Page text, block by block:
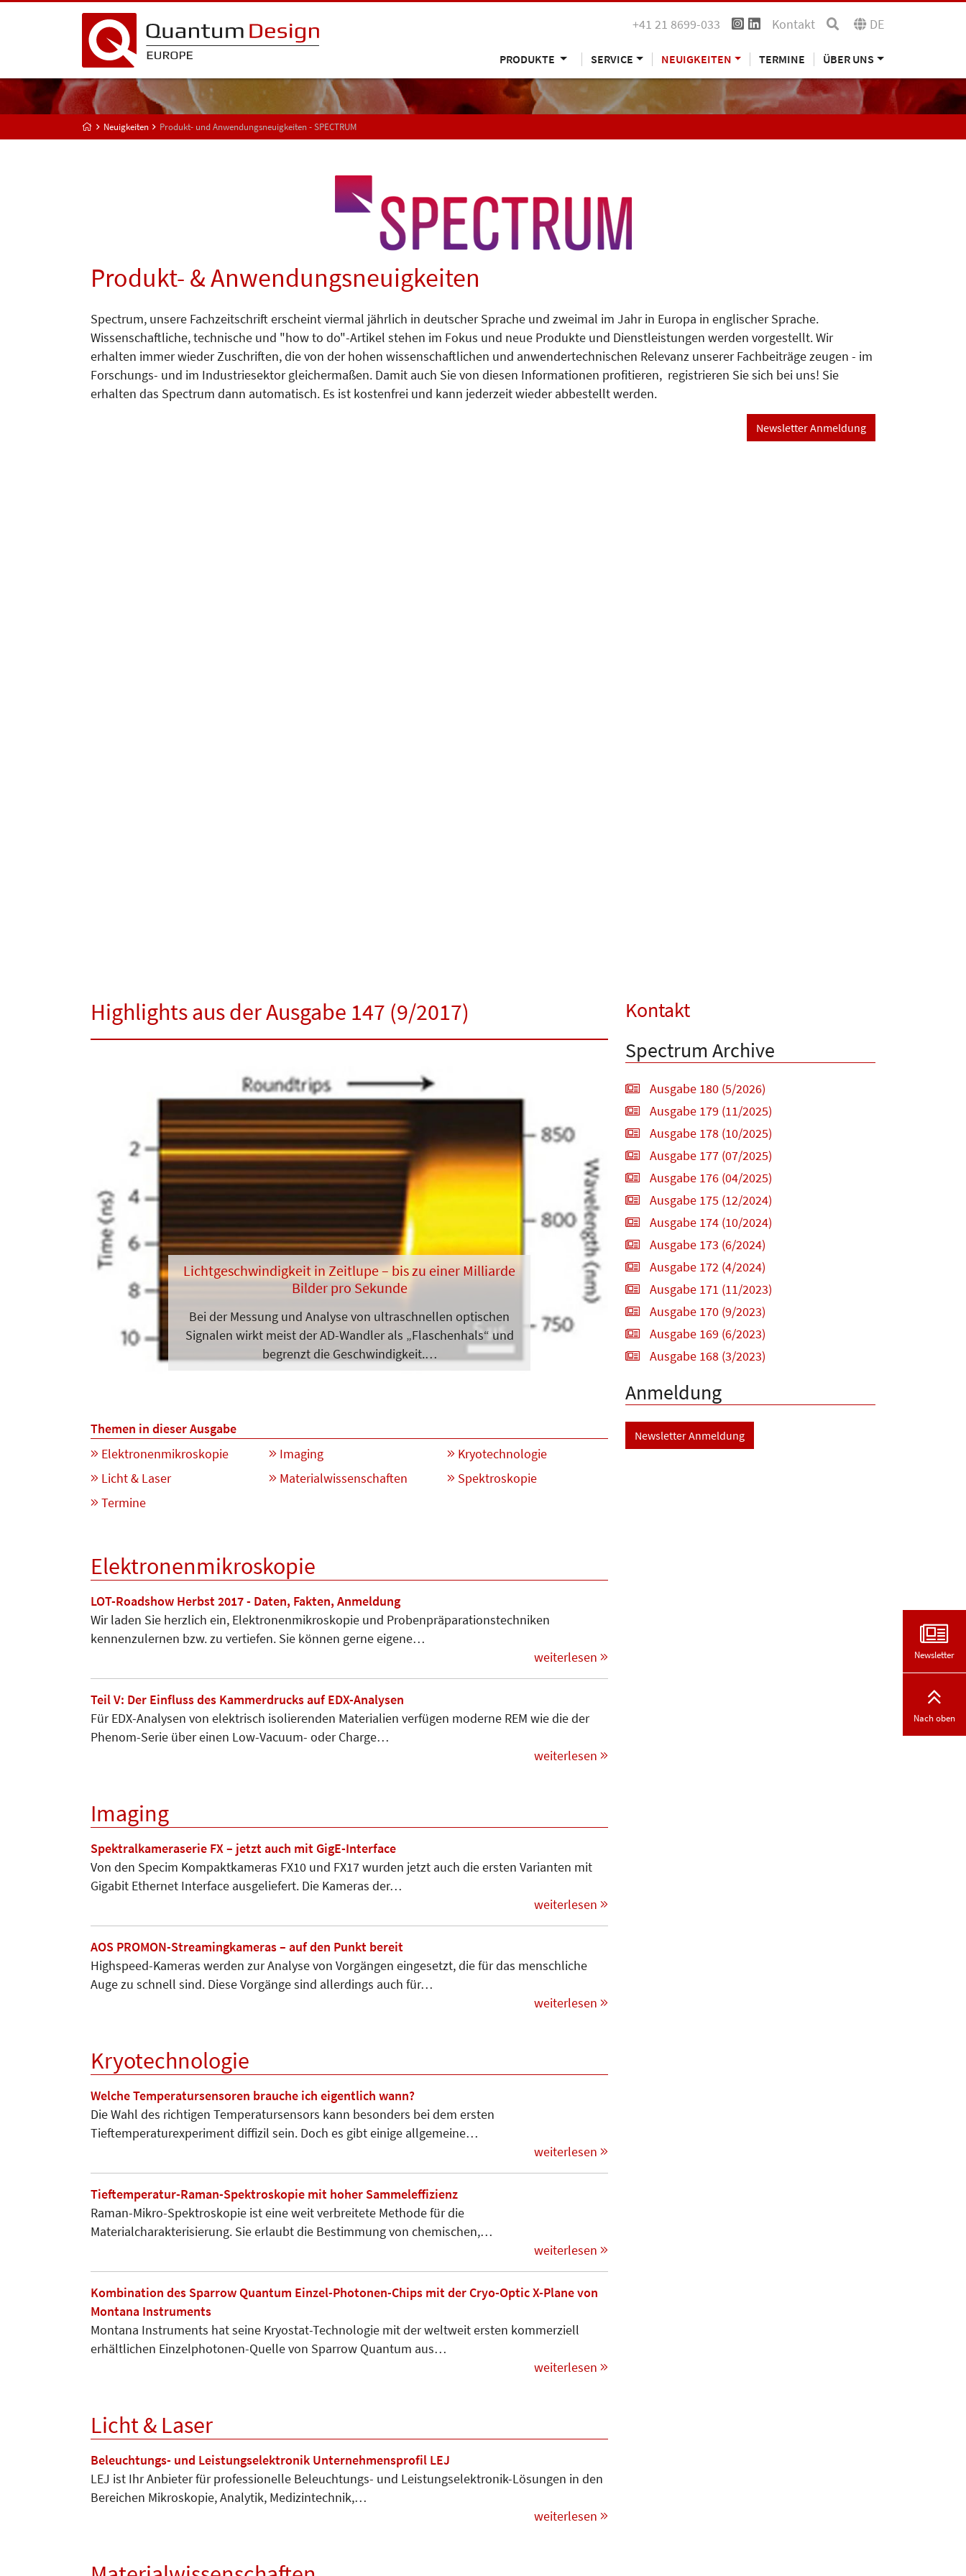
+41 21 8699-033 Kontakt DE
PRODUKTE SERVICE NEUIGKEITEN TERMINE ÜBER UNS
Neuigkeiten Produkt- und Anwendungsneuigkeiten - SPECTRUM
Produkt- & Anwendungsneuigkeiten
Spectrum, unsere Fachzeitschrift erscheint viermal jährlich in deutscher Sprache und zweimal im Jahr in Europa in englischer Sprache.
Wissenschaftliche, technische und "how to do"-Artikel stehen im Fokus und neue Produkte und Dienstleistungen werden vorgestellt. Wir
erhalten immer wieder Zuschriften, die von der hohen wissenschaftlichen und anwendertechnischen Relevanz unserer Fachbeiträge zeugen - im
Forschungs- und im Industriesektor gleichermaßen. Damit auch Sie von diesen Informationen profitieren, registrieren Sie sich bei uns! Sie
erhalten das Spectrum dann automatisch. Es ist kostenfrei und kann jederzeit wieder abbestellt werden.
Newsletter Anmeldung
Highlights aus der Ausgabe 147 (9/2017)
Lichtgeschwindigkeit in Zeitlupe – bis zu einer Milliarde
Bilder pro Sekunde
Bei der Messung und Analyse von ultraschnellen optischen
Signalen wirkt meist der AD-Wandler als „Flaschenhals“ und
begrenzt die Geschwindigkeit.…
Themen in dieser Ausgabe
Elektronenmikroskopie
Imaging
Kryotechnologie
Licht & Laser
Materialwissenschaften
Spektroskopie
Termine
Elektronenmikroskopie
LOT-Roadshow Herbst 2017 - Daten, Fakten, Anmeldung
Wir laden Sie herzlich ein, Elek­tro­nen­mikroskopie und Pro­ben­prä­pa­­ra­tionstechniken
kennenzu­ler­nen bzw. zu vertiefen. Sie können gerne eigene…
weiterlesen
Teil V: Der Einfluss des Kammerdrucks auf EDX-Analysen
Für EDX-Analysen von elektrisch isolierenden Materialien verfügen moderne REM wie die der
Phenom-Serie über einen Low-Vacuum- oder Charge…
weiterlesen
Imaging
Spektralkameraserie FX – jetzt auch mit GigE-Interface
Von den Specim Kompaktkameras FX10 und FX17 wurden jetzt auch die ersten Varianten mit
Gigabit Ethernet Interface ausgeliefert. Die Kameras der…
weiterlesen
AOS PROMON-Streamingkameras – auf den Punkt bereit
Highspeed-Kameras werden zur Ana­lyse von Vorgängen eingesetzt, die für das menschliche
Auge zu schnell sind. Diese Vorgänge sind allerdings auch für…
weiterlesen
Kryotechnologie
Welche Temperatursensoren brauche ich eigentlich wann?
Die Wahl des richtigen Temperatursensors kann besonders bei dem ersten
Tieftemperaturexperiment diffizil sein. Doch es gibt einige allgemeine…
weiterlesen
Tieftemperatur-Raman-Spektroskopie mit hoher Sammeleffizienz
Raman-Mikro-Spektroskopie ist eine weit verbreitete Methode für die
Materialcharakterisierung. Sie erlaubt die Bestimmung von chemischen,…
weiterlesen
Kombination des Sparrow Quantum Einzel-Photonen-Chips mit der Cryo-Optic X-Plane von
Montana Instruments
Montana Instruments hat seine Kryostat-Technologie mit der weltweit ersten kommerziell
erhältlichen Einzelphotonen-Quelle von Sparrow Quantum aus…
weiterlesen
Licht & Laser
Beleuchtungs- und Leistungselektronik Unternehmensprofil LEJ
LEJ ist Ihr Anbieter für professio­nelle Beleuchtungs- und Leis­tungs­­elektronik-Lösungen in den
Berei­chen Mikroskopie, Analytik, Medi­zintechnik,…
weiterlesen
Kontakt
Spectrum Archive
Ausgabe 180 (5/2026)
Ausgabe 179 (11/2025)
Ausgabe 178 (10/2025)
Ausgabe 177 (07/2025)
Ausgabe 176 (04/2025)
Ausgabe 175 (12/2024)
Ausgabe 174 (10/2024)
Ausgabe 173 (6/2024)
Ausgabe 172 (4/2024)
Ausgabe 171 (11/2023)
Ausgabe 170 (9/2023)
Ausgabe 169 (6/2023)
Ausgabe 168 (3/2023)
Anmeldung
Newsletter Anmeldung
Newsletter
Nach oben